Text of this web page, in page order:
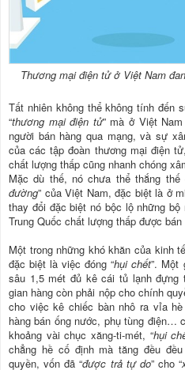
Thương mại điện tử ở Việt Nam
Tất nhiên không thể không tính đến
“thương mại điện tử” mà ở Việt
người bán hàng qua mạng, và sự
của các tập đoàn thương mại điện
chất lượng thấp cũng nhanh chóng
Mặc dù thế, nó chưa thể thắng
đường” của Việt Nam, đặc biệt là ở
thay đổi đặc biệt nó bộc lộ những
Trung Quốc chất lượng thấp được
Một trong những khó khăn của kinh
đặc biệt là việc đóng “hụi chết”. Một
sâu 1,5 mét đủ kê cái tủ lạnh đựng
gian hàng còn phải nộp cho chính
cho việc kê chiếc bàn nhô ra vỉa
hàng bán ống nước, phụ tùng điện…
khoảng vài chục xăng-ti-mét, “hụi
chẳng hề cố định mà tăng đều
quyền, vốn đã “được trả tự do” cho “